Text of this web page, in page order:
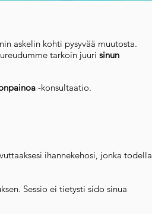
askelin kohti pysyvää muutosta.
tarkoin juuri sinun
-konsultaatio.
ihannekehosi, jonka todella
Sessio ei tietysti sido sinua